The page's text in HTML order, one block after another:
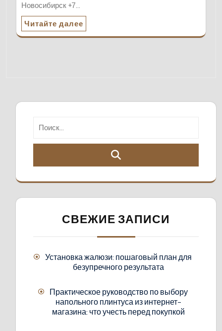
Новосибирск +7…
Читайте далее
СВЕЖИЕ ЗАПИСИ
Установка жалюзи: пошаговый план для
безупречного результата
Практическое руководство по выбору
напольного плинтуса из интернет-
магазина: что учесть перед покупкой